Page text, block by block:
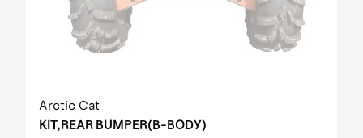
Arctic Cat
KIT,REAR BUMPER(B-BODY)